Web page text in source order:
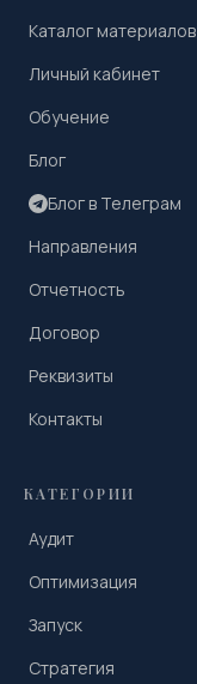
Каталог материалов
Личный кабинет
Обучение
Блог
Блог в Телеграм
Направления
Отчетность
Договор
Реквизиты
Контакты
КАТЕГОРИИ
Аудит
Оптимизация
Запуск
Стратегия